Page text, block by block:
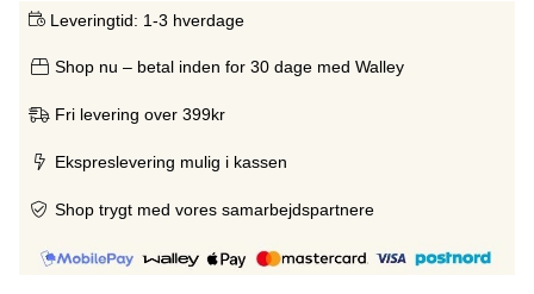
Leveringtid: 1-3 hverdage
Shop nu – betal inden for 30 dage med Walley
Fri levering over 399kr
Ekspreslevering mulig i kassen
Shop trygt med vores samarbejdspartnere